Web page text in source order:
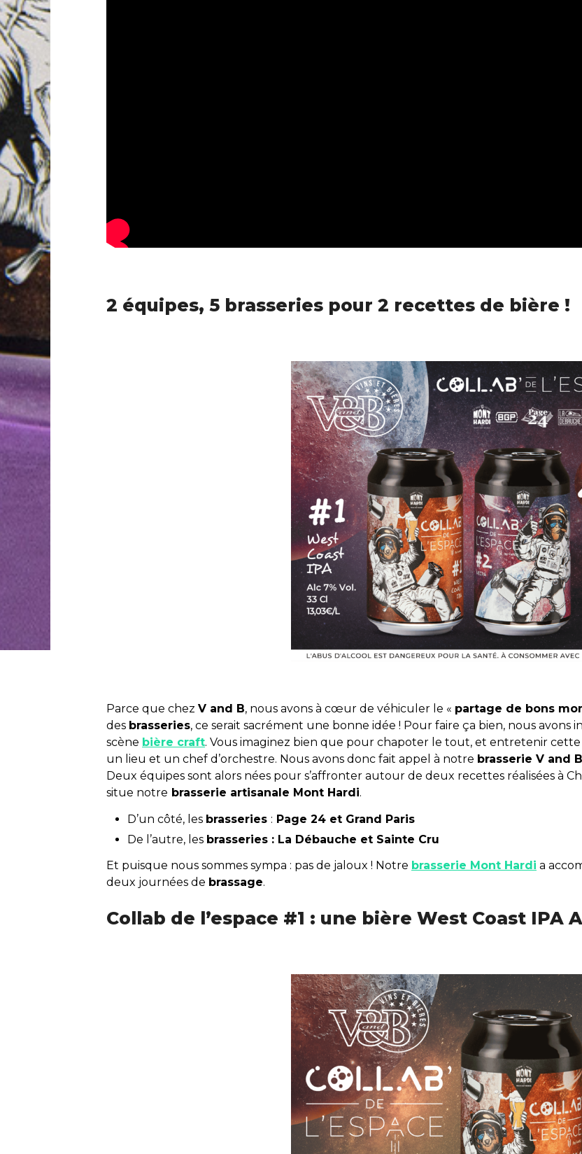
2 équipes, 5 brasseries pour 2 recettes de bière !
Parce que chez V and B, nous avons à cœur de véhiculer le « partage de bons
des brasseries, ce serait sacrément une bonne idée ! Pour faire ça bien, nous avons
scène bière craft. Vous imaginez bien que pour chapoter le tout, et entretenir
un lieu et un chef d’orchestre. Nous avons donc fait appel à notre brasserie V and
Deux équipes sont alors nées pour s’affronter autour de deux recettes réalisées à
situe notre brasserie artisanale Mont Hardi.
D’un côté, les brasseries : Page 24 et Grand Paris
De l’autre, les brasseries : La Débauche et Sainte Cru
Et puisque nous sommes sympa : pas de jaloux ! Notre brasserie Mont Hardi a
deux journées de brassage.
Collab de l’espace #1 : une bière West Coast IPA